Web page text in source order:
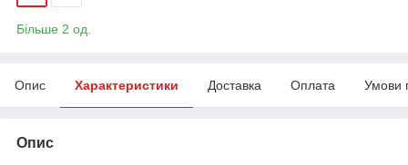
Більше 2 од.
Опис Характеристики Доставка Оплата Умови
Опис